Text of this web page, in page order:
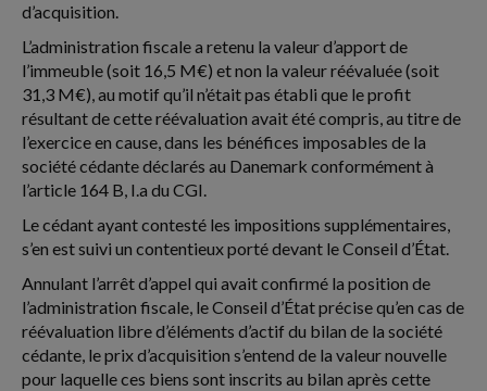
d’acquisition.
L’administration fiscale a retenu la valeur d’apport de
l’immeuble (soit 16,5 M€) et non la valeur réévaluée (soit
31,3 M€), au motif qu’il n’était pas établi que le profit
résultant de cette réévaluation avait été compris, au titre de
l’exercice en cause, dans les bénéfices imposables de la
société cédante déclarés au Danemark conformément à
l’article 164 B, I.a du CGI.
Le cédant ayant contesté les impositions supplémentaires,
s’en est suivi un contentieux porté devant le Conseil d’État.
Annulant l’arrêt d’appel qui avait confirmé la position de
l’administration fiscale, le Conseil d’État précise qu’en cas de
réévaluation libre d’éléments d’actif du bilan de la société
cédante, le prix d’acquisition s’entend de la valeur nouvelle
pour laquelle ces biens sont inscrits au bilan après cette